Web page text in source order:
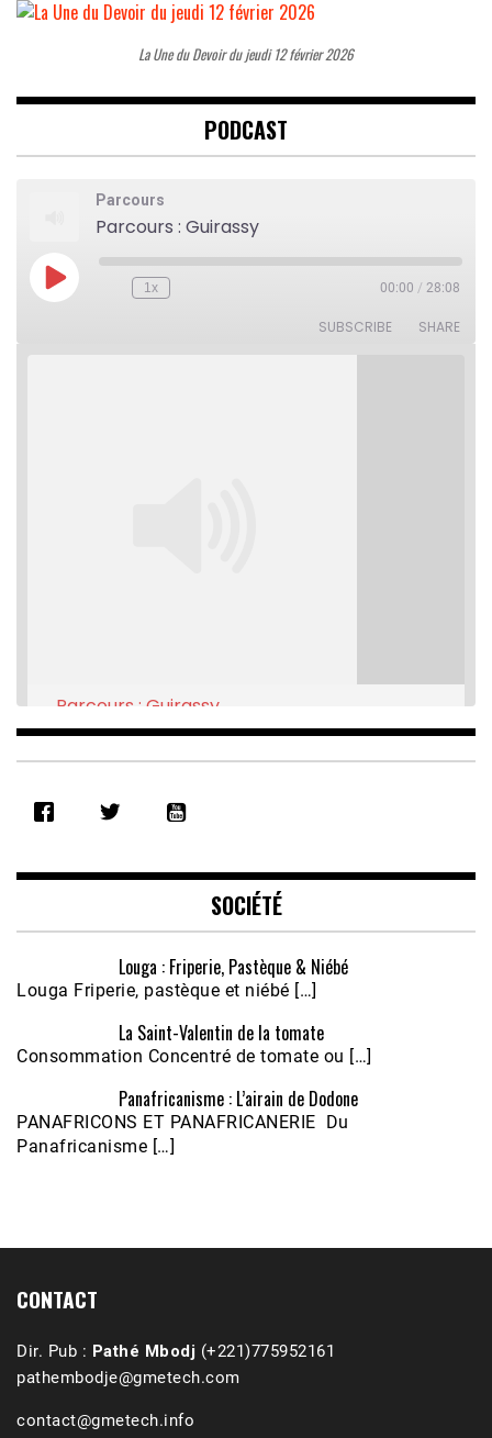
La Une du Devoir du jeudi 12 février 2026
PODCAST
Parcours
Parcours : Guirassy
Play
Episode
Rewind
1x 00:00 / 28:08
SUBSCRIBE SHARE
RSS FEED
EMBED
Parcours : Guirassy
Feb 16, 2021 • 28:08
Écoutez le parcours de Claudiane Kapia
Nobana (Podologue)
Feb 24, 2021 • 28mn
SOCIÉTÉ
Louga : Friperie, Pastèque & Niébé
Louga Friperie, pastèque et niébé […]
La Saint-Valentin de la tomate
Consommation Concentré de tomate ou […]
Panafricanisme : L’airain de Dodone
PANAFRICONS ET PANAFRICANERIE Du
Panafricanisme […]
CONTACT
Dir. Pub : Pathé Mbodj (+221)775952161
pathembodje@gmetech.com
contact@gmetech.info